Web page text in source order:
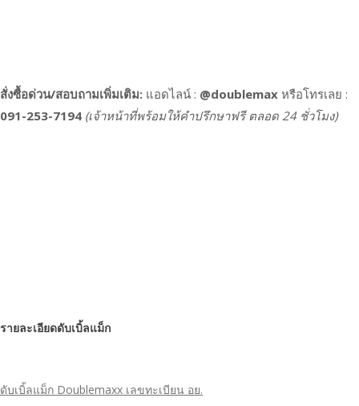
สั่งซื้อด่วน/สอบถามเพิ่มเติม: แอดไลน์ : @doublemax หรือโทรเลย :
091-253-7194 (เจ้าหน้าที่พร้อมให้คำปรึกษาฟรี ตลอด 24 ชั่วโมง)
รายละเอียดดับเบิ้ลแม็ก
ดับเบิ้ลแม็ก Doublemaxx เลขทะเบียน อย.